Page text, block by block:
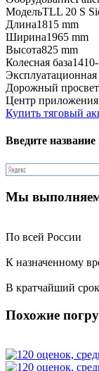
МодельTLL 20 S
Длина1815 mm
Ширина1965 mm
Высота825 mm
Колесная база
Эксплуатационная
Дорожный просвет
Центр приложения
Купить тяговый
Введите
Мы выполняем
По всей России
К назначенному
В кратчайший срок
Похожие